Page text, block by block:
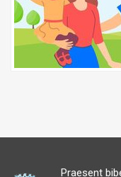
Praesent